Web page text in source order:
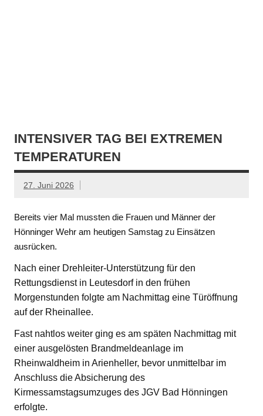
INTENSIVER TAG BEI EXTREMEN
TEMPERATUREN
27. Juni 2026
Bereits vier Mal mussten die Frauen und Männer der
Hönninger Wehr am heutigen Samstag zu Einsätzen
ausrücken.
Nach einer Drehleiter-Unterstützung für den
Rettungsdienst in Leutesdorf in den frühen
Morgenstunden folgte am Nachmittag eine Türöffnung
auf der Rheinallee.
Fast nahtlos weiter ging es am späten Nachmittag mit
einer ausgelösten Brandmeldeanlage im
Rheinwaldheim in Arienheller, bevor unmittelbar im
Anschluss die Absicherung des
Kirmessamstagsumzuges des JGV Bad Hönningen
erfolgte.